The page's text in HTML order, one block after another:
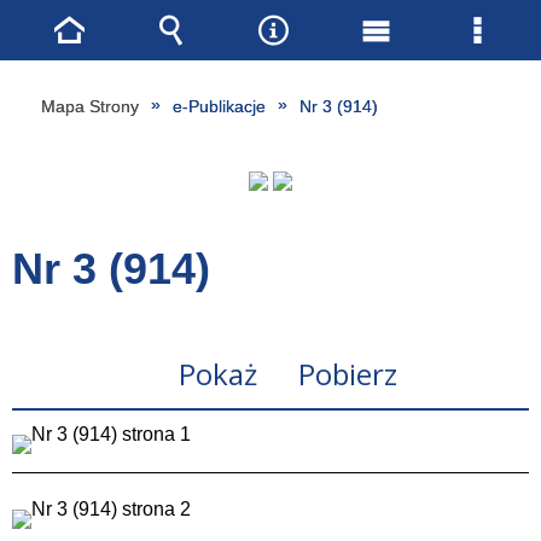
Mapa Strony e-Publikacje Nr 3 (914)
Nr 3 (914)
Pokaż Pobierz
Strona
główna
Wyszukiwarka
NarzędziaMenu
główne
Menu